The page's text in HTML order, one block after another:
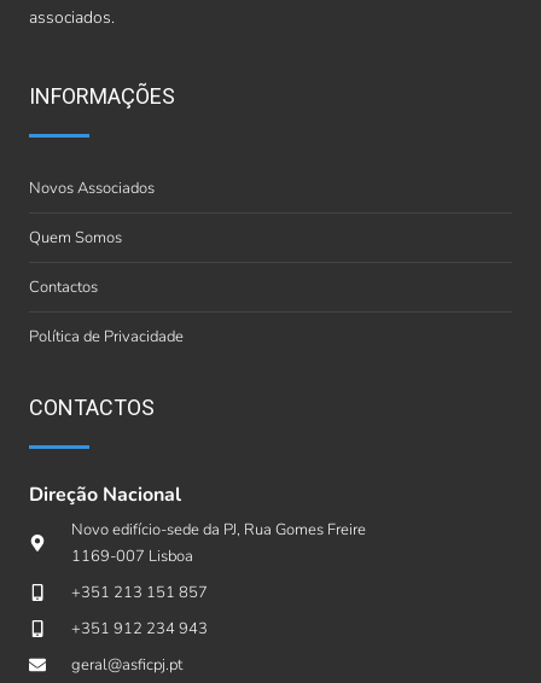
associados.
INFORMAÇÕES
Novos Associados
Quem Somos
Contactos
Política de Privacidade
CONTACTOS
Direção Nacional
Novo edifício-sede da PJ, Rua Gomes Freire
1169-007 Lisboa
+351 213 151 857
+351 912 234 943
geral@asficpj.pt